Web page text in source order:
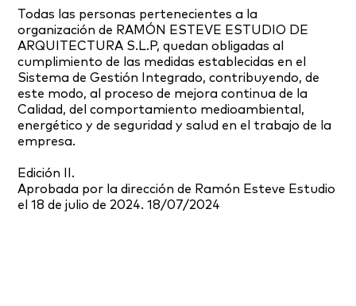
Todas las personas pertenecientes a la
organización de RAMÓN ESTEVE ESTUDIO DE
ARQUITECTURA S.L.P, quedan obligadas al
cumplimiento de las medidas establecidas en el
Sistema de Gestión Integrado, contribuyendo, de
este modo, al proceso de mejora continua de la
Calidad, del comportamiento medioambiental,
energético y de seguridad y salud en el trabajo de la
empresa.
Edición II.
Aprobada por la dirección de Ramón Esteve Estudio
el 18 de julio de 2024. 18/07/2024